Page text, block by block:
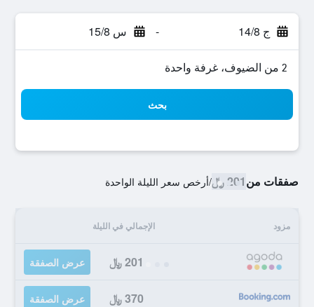
ج 14/8 - س 15/8
2 من الضيوف، غرفة واحدة
بحث
صفقات من201 ﷼ /أرخص سعر الليلة الواحدة
مزود الإجمالي في الليلة
201 ﷼ عرض الصفقة
370 ﷼ عرض الصفقة